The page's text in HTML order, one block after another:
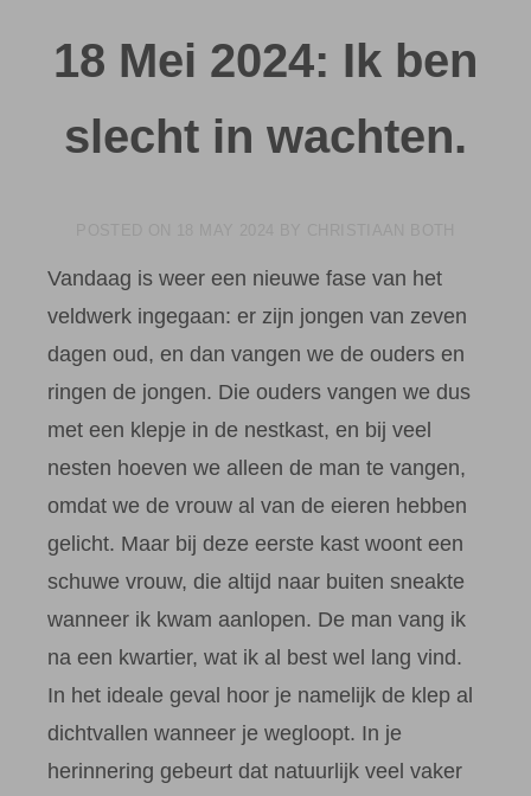
18 Mei 2024: Ik ben
slecht in wachten.
Vandaag is weer een nieuwe fase van het
veldwerk ingegaan: er zijn jongen van zeven
dagen oud, en dan vangen we de ouders en
ringen de jongen. Die ouders vangen we dus
met een klepje in de nestkast, en bij veel
nesten hoeven we alleen de man te vangen,
omdat we de vrouw al van de eieren hebben
gelicht. Maar bij deze eerste kast woont een
schuwe vrouw, die altijd naar buiten sneakte
wanneer ik kwam aanlopen. De man vang ik
na een kwartier, wat ik al best wel lang vind.
In het ideale geval hoor je namelijk de klep al
dichtvallen wanneer je wegloopt. In je
herinnering gebeurt dat natuurlijk veel vaker